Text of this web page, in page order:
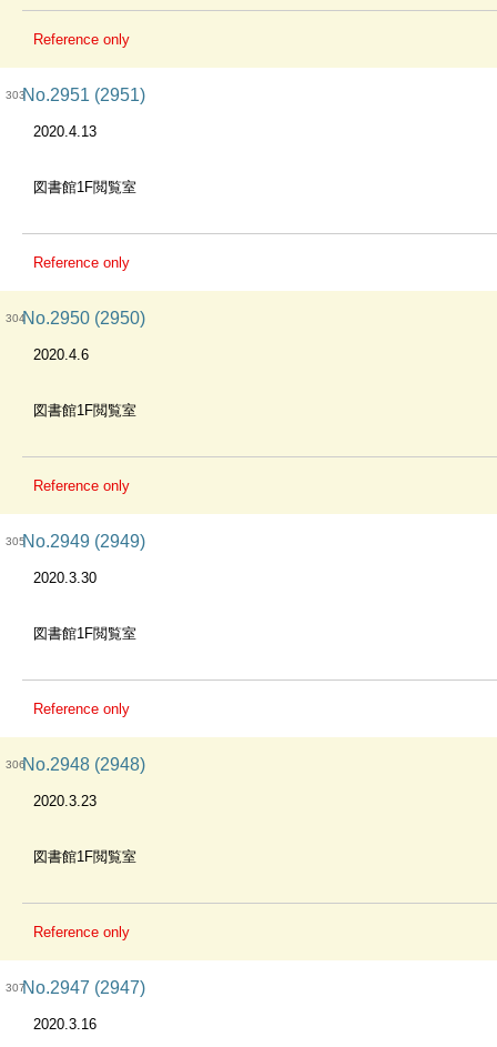
Reference only
303No.2951 (2951)
2020.4.13
図書館1F閲覧室
Reference only
304No.2950 (2950)
2020.4.6
図書館1F閲覧室
Reference only
305No.2949 (2949)
2020.3.30
図書館1F閲覧室
Reference only
306No.2948 (2948)
2020.3.23
図書館1F閲覧室
Reference only
307No.2947 (2947)
2020.3.16